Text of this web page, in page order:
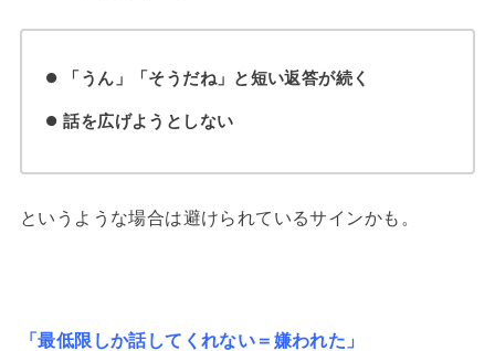
「うん」「そうだね」と短い返答が続く
話を広げようとしない
というような場合は避けられているサインかも。
「最低限しか話してくれない＝嫌われた」